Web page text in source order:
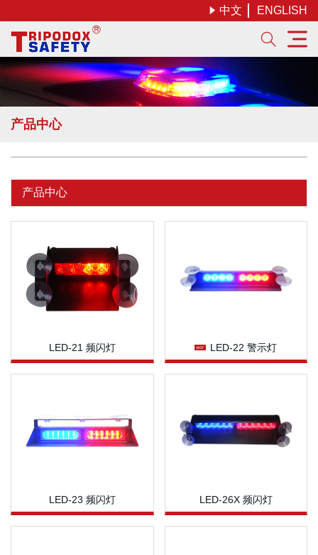
 中文 ENGLISH

产品中心
产品中心
LED-21 频闪灯  LED-22 警示灯
LED-23 频闪灯 LED-26X 频闪灯